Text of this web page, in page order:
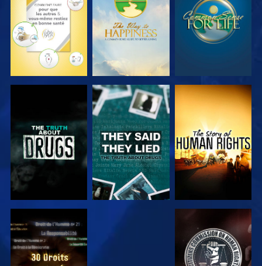
REGARDER REGARDER
REGARDER REGARDER